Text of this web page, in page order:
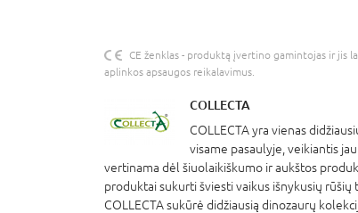
CE ženklas - produktą įvertino gamintojas ir jis
aplinkos apsaugos reikalavimus.
COLLECTA
COLLECTA yra vienas
visame pasaulyje, veikiantis
vertinama dėl šiuolaikiškumo ir aukštos
produktai sukurti šviesti vaikus išnykusių rūšių
COLLECTA sukūrė didžiausią dinozaurų